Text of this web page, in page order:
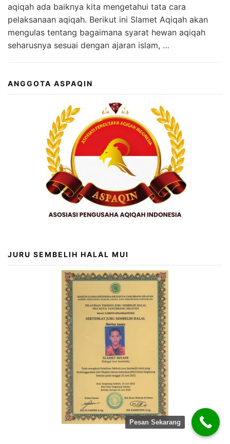
aqiqah ada baiknya kita mengetahui tata cara
pelaksanaan aqiqah. Berikut ini Slamet Aqiqah akan
mengulas tentang bagaimana syarat hewan aqiqah
seharusnya sesuai dengan ajaran islam, …
ANGGOTA ASPAQIN
JURU SEMBELIH HALAL MUI
Pesan Sekarang